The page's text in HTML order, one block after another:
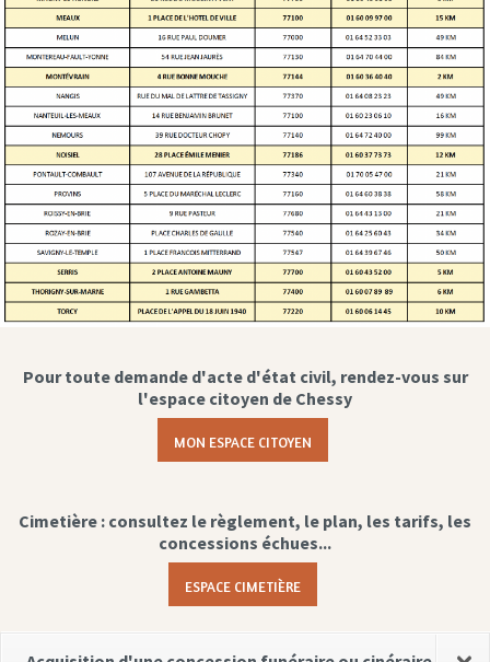
Pour toute demande d'acte d'état civil, rendez-vous sur
l'espace citoyen de Chessy
MON ESPACE CITOYEN
Cimetière : consultez le règlement, le plan, les tarifs, les
concessions échues...
ESPACE CIMETIÈRE